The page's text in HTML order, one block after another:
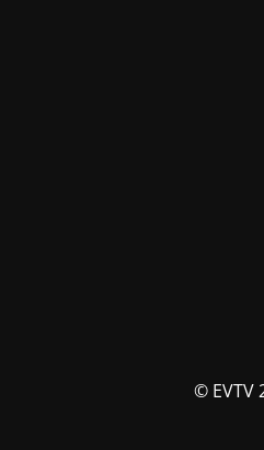
© EVTV